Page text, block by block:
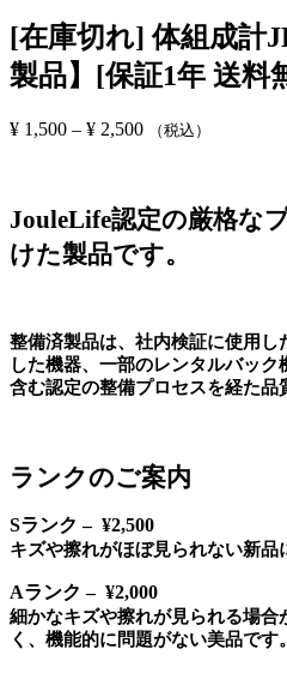
[在庫切れ] 体組成計
製品】[保証1年 送料
¥ 1,500 – ¥ 2,500価
¥ 1,500
–
¥ 2,500
（税込）
JouleLife認定の厳格な
けた製品です。
整備済製品は、社内検証に使用
した機器、一部のレンタルバッ
含む認定の整備プロセスを経た品
ランクのご案内
Sランク – ¥2,500
キズや擦れがほぼ見られない新品
Aランク – ¥2,000
細かなキズや擦れが見られる場
く、機能的に問題がない美品です。